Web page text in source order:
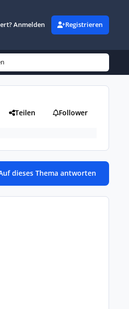
Anmelden Registrieren
Teilen Follower
dieses Thema antworten